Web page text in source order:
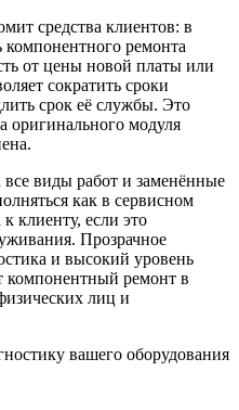
средства клиентов: в
компонентного ремонта
от цены новой платы или
сократить сроки
срок её службы. Это
оригинального модуля
виды работ и заменённые
как в сервисном
клиенту, если это
Прозрачное
и высокий уровень
компонентный ремонт в
лиц и
вашего оборудования